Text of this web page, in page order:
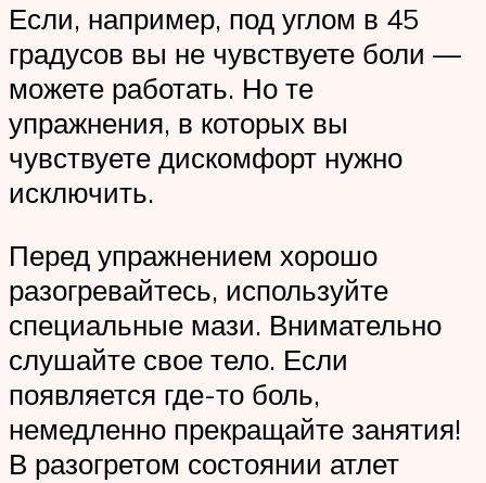
Если, например, под углом в 45
градусов вы не чувствуете боли —
можете работать. Но те
упражнения, в которых вы
чувствуете дискомфорт нужно
исключить.
Перед упражнением хорошо
разогревайтесь, используйте
специальные мази. Внимательно
слушайте свое тело. Если
появляется где-то боль,
немедленно прекращайте занятия!
В разогретом состоянии атлет